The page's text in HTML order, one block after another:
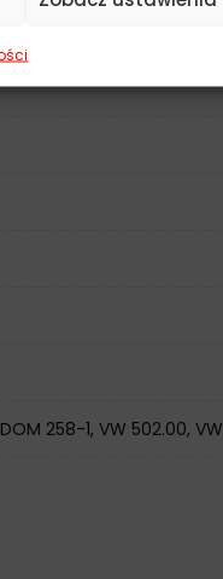
258-1, VW 502.00,